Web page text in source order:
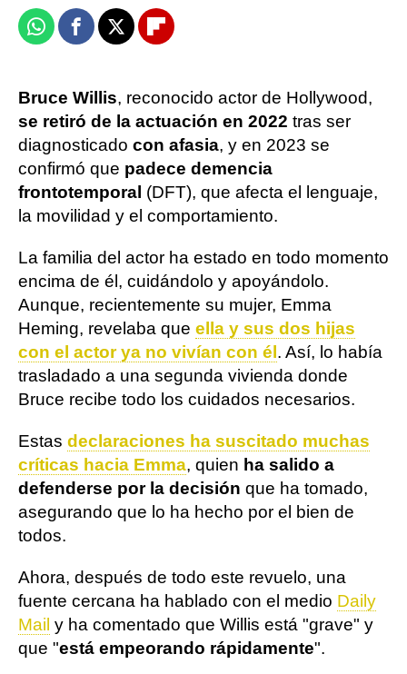
WhatsappFacebook
X Flipboard
Bruce Willis, reconocido actor de Hollywood,
se retiró de la actuación en 2022 tras ser
diagnosticado con afasia, y en 2023 se
confirmó que padece demencia
frontotemporal (DFT), que afecta el lenguaje,
la movilidad y el comportamiento.
La familia del actor ha estado en todo momento
encima de él, cuidándolo y apoyándolo.
Aunque, recientemente su mujer, Emma
Heming, revelaba que ella y sus dos hijas
con el actor ya no vivían con él . Así, lo había
trasladado a una segunda vivienda donde
Bruce recibe todo los cuidados necesarios.
Estas declaraciones ha suscitado muchas
críticas hacia Emma, quien ha salido a
defenderse por la decisión que ha tomado,
asegurando que lo ha hecho por el bien de
todos.
Ahora, después de todo este revuelo, una
fuente cercana ha hablado con el medio Daily
Mail y ha comentado que Willis está "grave" y
que "está empeorando rápidamente".